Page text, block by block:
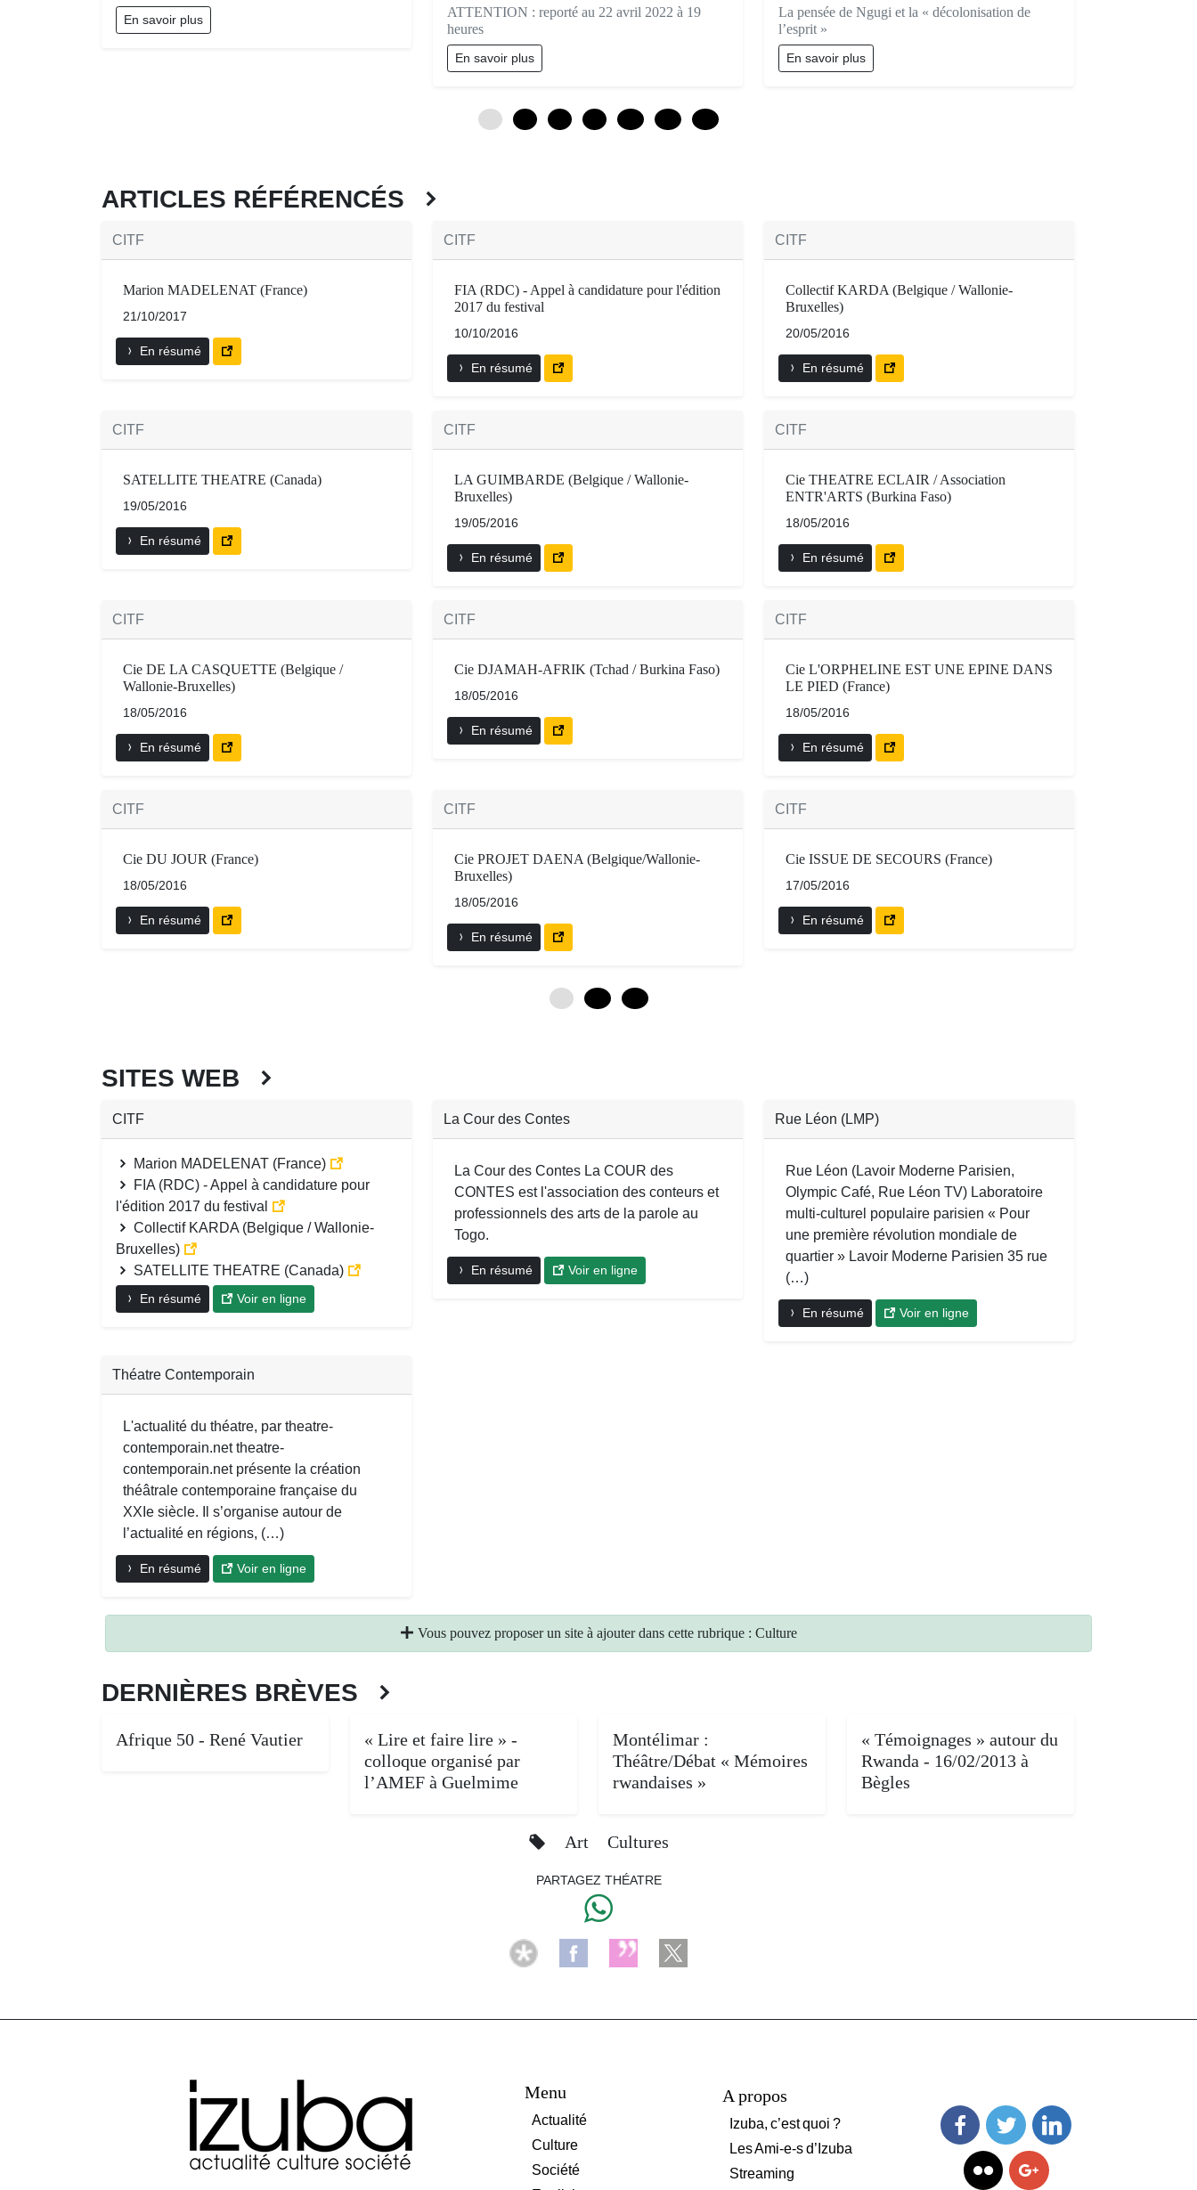
En savoir plus
ATTENTION : reporté au 22 avril 2022 à 19
heures
En savoir plus
La pensée de Ngugi et la « décolonisation de
l’esprit »
En savoir plus
ARTICLES RÉFÉRENCÉS
CITF
Marion MADELENAT (France)
21/10/2017
En résumé
CITF
FIA (RDC) - Appel à candidature pour l'édition
2017 du festival
10/10/2016
En résumé
CITF
Collectif KARDA (Belgique / Wallonie-
Bruxelles)
20/05/2016
En résumé
CITF
SATELLITE THEATRE (Canada)
19/05/2016
En résumé
CITF
LA GUIMBARDE (Belgique / Wallonie-
Bruxelles)
19/05/2016
En résumé
CITF
Cie THEATRE ECLAIR / Association
ENTR'ARTS (Burkina Faso)
18/05/2016
En résumé
CITF
Cie DE LA CASQUETTE (Belgique /
Wallonie-Bruxelles)
18/05/2016
En résumé
CITF
Cie DJAMAH-AFRIK (Tchad / Burkina Faso)
18/05/2016
En résumé
CITF
Cie L'ORPHELINE EST UNE EPINE DANS
LE PIED (France)
18/05/2016
En résumé
CITF
Cie DU JOUR (France)
18/05/2016
En résumé
CITF
Cie PROJET DAENA (Belgique/Wallonie-
Bruxelles)
18/05/2016
En résumé
CITF
Cie ISSUE DE SECOURS (France)
17/05/2016
En résumé
SITES WEB
CITF
Marion MADELENAT (France)
FIA (RDC) - Appel à candidature pour
l'édition 2017 du festival
Collectif KARDA (Belgique / Wallonie-
Bruxelles)
SATELLITE THEATRE (Canada)
En résumé Voir en ligne
La Cour des Contes
La Cour des Contes La COUR des
CONTES est l'association des conteurs et
professionnels des arts de la parole au
Togo.
En résumé Voir en ligne
Rue Léon (LMP)
Rue Léon (Lavoir Moderne Parisien,
Olympic Café, Rue Léon TV) Laboratoire
multi-culturel populaire parisien « Pour
une première révolution mondiale de
quartier » Lavoir Moderne Parisien 35 rue
(…)
En résumé Voir en ligne
Théatre Contemporain
L'actualité du théatre, par theatre-
contemporain.net theatre-
contemporain.net présente la création
théâtrale contemporaine française du
XXIe siècle. Il s’organise autour de
l’actualité en régions, (…)
En résumé Voir en ligne
Vous pouvez proposer un site à ajouter dans cette rubrique : Culture
DERNIÈRES BRÈVES
Afrique 50 - René Vautier
« Lire et faire lire » -
colloque organisé par
l’AMEF à Guelmime
Montélimar :
Théâtre/Débat « Mémoires
rwandaises »
« Témoignages » autour du
Rwanda - 16/02/2013 à
Bègles
Art Cultures
PARTAGEZ THÉATRE
Menu
Actualité
Culture
Société
A propos
Izuba, c’est quoi ?
Les Ami-e-s d’Izuba
Streaming
FacebookTwitter